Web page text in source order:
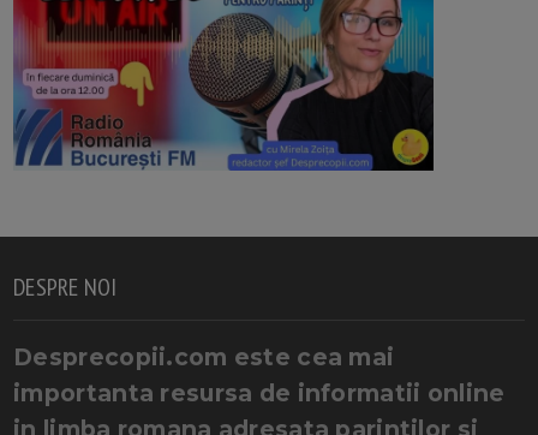
DESPRE NOI
Desprecopii.com este cea mai
importanta resursa de informatii online
in limba romana adresata parintilor si